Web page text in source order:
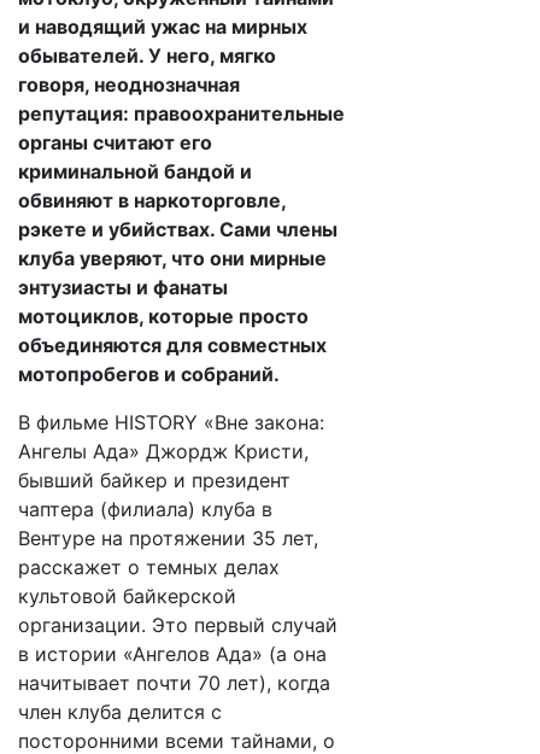
и наводящий ужас на мирных
обывателей. У него, мягко
говоря, неоднозначная
репутация: правоохранительные
органы считают его
криминальной бандой и
обвиняют в наркоторговле,
рэкете и убийствах. Сами члены
клуба уверяют, что они мирные
энтузиасты и фанаты
мотоциклов, которые просто
объединяются для совместных
мотопробегов и собраний.
В фильме HISTORY «Вне закона:
Ангелы Ада» Джордж Кристи,
бывший байкер и президент
чаптера (филиала) клуба в
Вентуре на протяжении 35 лет,
расскажет о темных делах
культовой байкерской
организации. Это первый случай
в истории «Ангелов Ада» (а она
начитывает почти 70 лет), когда
член клуба делится с
посторонними всеми тайнами, о